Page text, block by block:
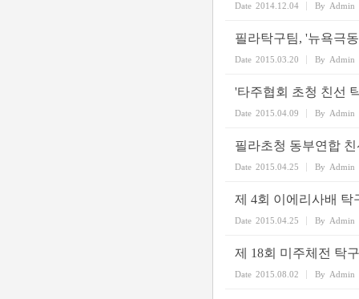
Date 2014.12.04 By Admin
필라탁구팀, '뉴욕극
Date 2015.03.20 By Admin
'타주협회 초청 친선
Date 2015.04.09 By Admin
필라초청 동부연합
Date 2015.04.25 By Admin
제 4회 이에리사배 탁
Date 2015.04.25 By Admin
제 18회 미주체전 탁
Date 2015.08.02 By Admin